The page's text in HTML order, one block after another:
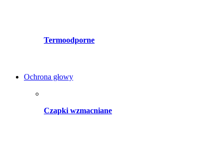
Termoodporne
Ochrona głowy
Czapki wzmacniane